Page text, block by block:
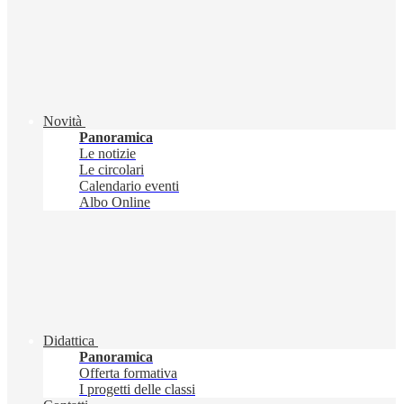
Novità
Panoramica
Le notizie
Le circolari
Calendario eventi
Albo Online
Didattica
Panoramica
Offerta formativa
I progetti delle classi